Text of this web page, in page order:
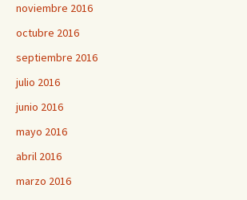
noviembre 2016
octubre 2016
septiembre 2016
julio 2016
junio 2016
mayo 2016
abril 2016
marzo 2016